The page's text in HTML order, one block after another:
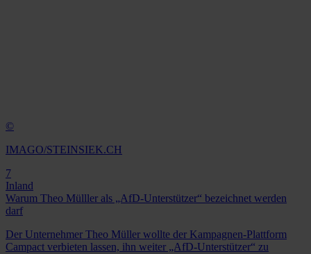
©
IMAGO/STEINSIEK.CH
7
Inland
Warum Theo Mülller als „AfD-Unterstützer“ bezeichnet werden
darf
Der Unternehmer Theo Müller wollte der Kampagnen-Plattform
Campact verbieten lassen, ihn weiter „AfD-Unterstützer“ zu